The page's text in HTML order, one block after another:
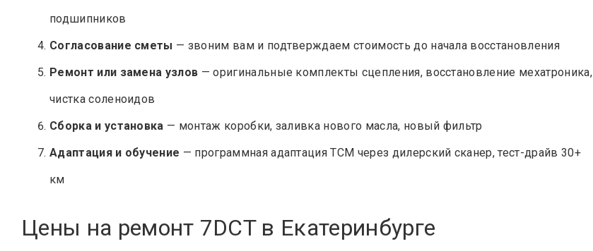
подшипников
Согласование сметы — звоним вам и подтверждаем стоимость до начала восстановления
Ремонт или замена узлов — оригинальные комплекты сцепления, восстановление мехатроника,
чистка соленоидов
Сборка и установка — монтаж коробки, заливка нового масла, новый фильтр
Адаптация и обучение — программная адаптация TCM через дилерский сканер, тест-драйв 30+
км
Цены на ремонт 7DCT в Екатеринбурге